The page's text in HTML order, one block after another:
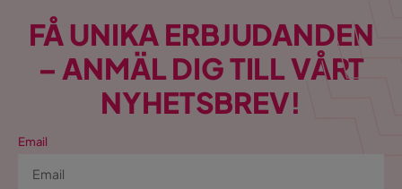
FÅ UNIKA ERBJUDANDEN
– ANMÄL DIG TILL VÅRT
NYHETSBREV!
Email